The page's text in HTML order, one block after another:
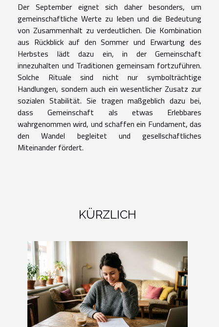
Der September eignet sich daher besonders, um
gemeinschaftliche Werte zu leben und die Bedeutung
von Zusammenhalt zu verdeutlichen. Die Kombination
aus Rückblick auf den Sommer und Erwartung des
Herbstes lädt dazu ein, in der Gemeinschaft
innezuhalten und Traditionen gemeinsam fortzuführen.
Solche Rituale sind nicht nur symbolträchtige
Handlungen, sondern auch ein wesentlicher Zusatz zur
sozialen Stabilität. Sie tragen maßgeblich dazu bei,
dass Gemeinschaft als etwas Erlebbares
wahrgenommen wird, und schaffen ein Fundament, das
den Wandel begleitet und gesellschaftliches
Miteinander fördert.
KÜRZLICH